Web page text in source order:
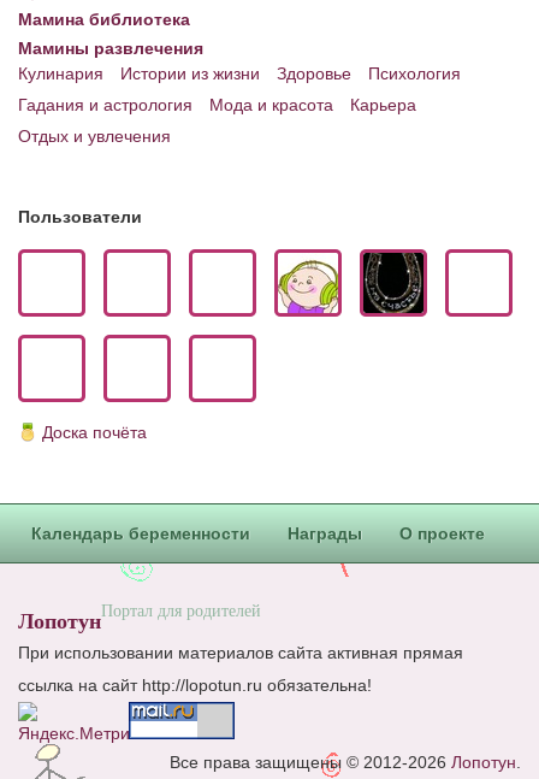
Сервис. Оценка роста и веса ребенка
Приложения для Android
Полезные ссылки
Блог Администратора
Сотрудничество. Авторам
Мамина библиотека
Мамины развлечения
Кулинария
Истории из жизни Здоровье
Психология
Гадания и астрология
Мода и красота
Карьера
Отдых и увлечения
Пользователи
Доска почёта
Календарь беременности Награды О проекте
ЛопотунПортал для родителей
При использовании материалов сайта активная прямая
ссылка на сайт http://lopotun.ru обязательна!
Все права защищены © 2012-2026 Лопотун